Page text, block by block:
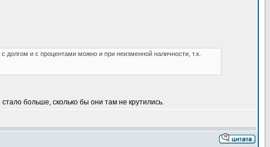
долгом и с процентами можно и при неизменной наличности, т.к.
больше, сколько бы они там не крутились.